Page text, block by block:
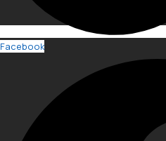
Facebook